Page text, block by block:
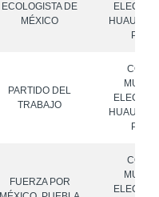
ECOLOGISTA DE
MÉXICO
PARTIDO DEL
TRABAJO
FUERZA POR